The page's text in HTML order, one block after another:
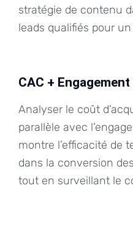
stratégie de contenu
leads qualifiés pour
CAC +
Analyser le coût
parallèle avec
montre l’efficacité de
dans la conversion
tout en surveillant le